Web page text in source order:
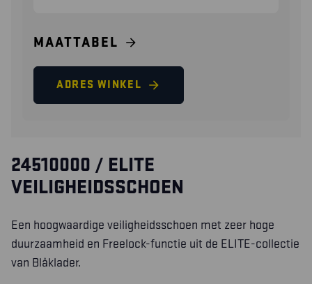
MAATTABEL
ADRES WINKEL
24510000 / ELITE
VEILIGHEIDSSCHOEN
Een hoogwaardige veiligheidsschoen met zeer hoge
duurzaamheid en Freelock-functie uit de ELITE-collectie
van Blåklader.